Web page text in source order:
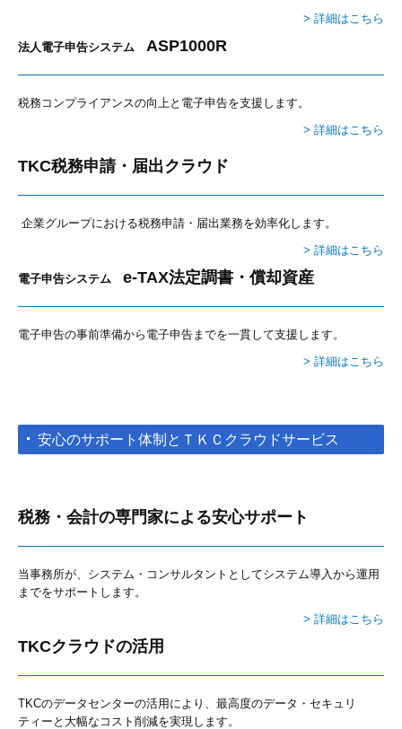
> 詳細はこちら
法人電子申告システム ASP1000R
税務コンプライアンスの向上と電子申告を支援します。
> 詳細はこちら
TKC税務申請・届出クラウド
企業グループにおける税務申請・届出業務を効率化します。
> 詳細はこちら
電子申告システム e-TAX法定調書・償却資産
電子申告の事前準備から電子申告までを一貫して支援します。
> 詳細はこちら
安心のサポート体制とＴＫＣクラウドサービス
税務・会計の専門家による安心サポート
当事務所が、システム・コンサルタントとしてシステム導入から運用
までをサポートします。
> 詳細はこちら
TKCクラウドの活用
TKCのデータセンターの活用により、 最高度のデータ・セキュリ
ティーと大幅なコスト削減を実現します。